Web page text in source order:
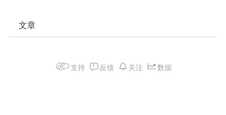
文章
支持 反馈 关注 数据